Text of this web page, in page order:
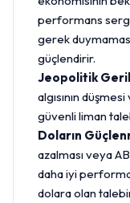
performans
gerek
güçlendirir.
Jeopolitik
algısının
güvenli liman
Doların
azalması veya
daha iyi
dolara olan